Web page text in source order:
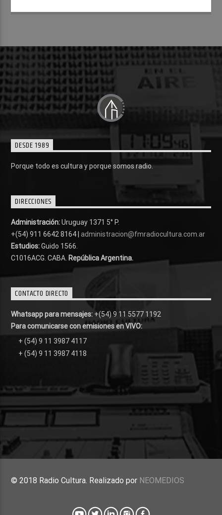
DESDE 1989
Porque todo es cultura y porque somos radio.
DIRECCIONES
Administración:Uruguay 1371 5° P.
+(54) 911 6642 8164 | administracion@fmradiocultura.com.ar
Estudios:Guido 1566.
C1016ACG . CABA. República Argentina.
CONTACTO DIRECTO
Whatsapp para mensajes: +(54) 9 11 5577 1192
Para comunicarse con emisiones en VIVO:
+ (54) 9 11 3987 4117
+ (54) 9 11 3987 4118
© 2018 Radio Cultura. Realizado por NEOMEDIOS